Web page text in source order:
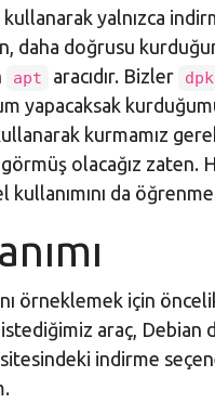
kullanarak yalnızca
daha doğrusu
apt aracıdır. Bizler
yapacaksak
kullanarak kurmamız
olacağız zaten.
kullanımını da
örneklemek için
araç, Debian
indirme